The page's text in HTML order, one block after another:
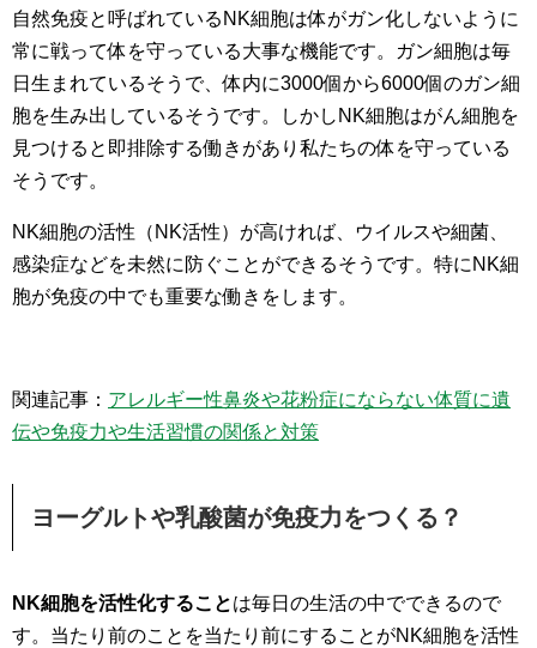
自然免疫と呼ばれているNK細胞は体がガン化しないように
常に戦って体を守っている大事な機能です。ガン細胞は毎
日生まれているそうで、体内に3000個から6000個のガン細
胞を生み出しているそうです。しかしNK細胞はがん細胞を
見つけると即排除する働きがあり私たちの体を守っている
そうです。
NK細胞の活性（NK活性）が高ければ、ウイルスや細菌、
感染症などを未然に防ぐことができるそうです。特にNK細
胞が免疫の中でも重要な働きをします。
関連記事： アレルギー性鼻炎や花粉症にならない体質に遺
伝や免疫力や生活習慣の関係と対策
ヨーグルトや乳酸菌が免疫力をつくる？
NK細胞を活性化することは毎日の生活の中でできるので
す。当たり前のことを当たり前にすることがNK細胞を活性